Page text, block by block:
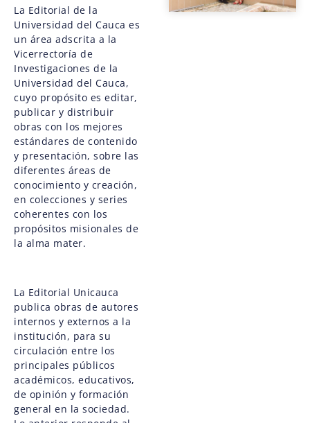
La Editorial de la
Universidad del Cauca es
un área adscrita a la
Vicerrectoría de
Investigaciones de la
Universidad del Cauca,
cuyo propósito es editar,
publicar y distribuir
obras con los mejores
estándares de contenido
y presentación, sobre las
diferentes áreas de
conocimiento y creación,
en colecciones y series
coherentes con los
propósitos misionales de
la alma mater.
La Editorial Unicauca
publica obras de autores
internos y externos a la
institución, para su
circulación entre los
principales públicos
académicos, educativos,
de opinión y formación
general en la sociedad.